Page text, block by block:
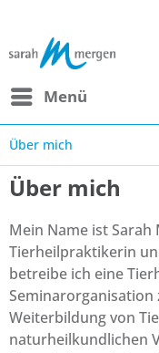
Menü
Über mich
Über mich
Mein Name ist
Tierheilpraktikerin
betreibe ich eine
Seminarorganisation
Weiterbildung von
naturheilkundlichen